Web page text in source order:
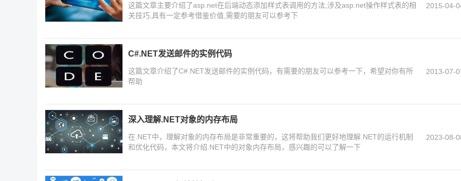
这篇文章主要介绍了asp.net在后端动态添加样式表调用的方法,涉及asp.net操作样式表的相
关技巧,具有一定参考借鉴价值,需要的朋友可以参考下
2015-04-
C#.NET发送邮件的实例代码
这篇文章介绍了C#.NET发送邮件的实例代码，有需要的朋友可以参考一下，希望对你有所
帮助
2013-07-
深入理解.NET对象的内存布局
在.NET中，理解对象的内存布局是非常重要的，这将帮助我们更好地理解.NET的运行机制
和优化代码，本文将介绍.NET中的对象内存布局，感兴趣的可以了解一下
2023-08-